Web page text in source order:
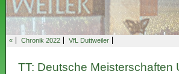
« Chronik 2022 VfL Duttweiler
TT: Deutsche Meisterschaften